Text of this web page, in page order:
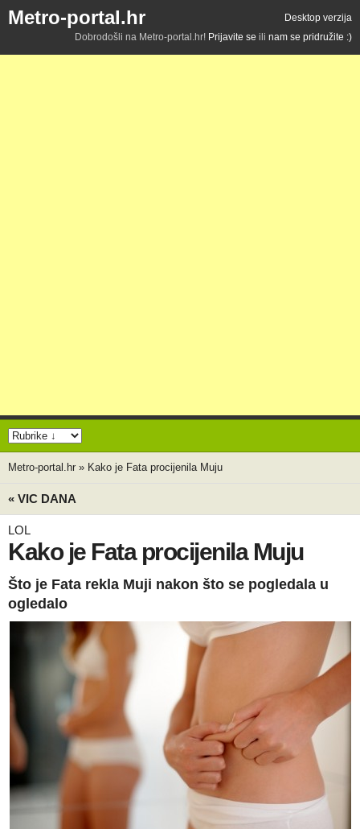
Metro-portal.hr
Desktop verzija
Dobrodošli na Metro-portal.hr! Prijavite se ili nam se pridružite :)
Metro-portal.hr » Kako je Fata procijenila Muju
« VIC DANA
LOL
Kako je Fata procijenila Muju
Što je Fata rekla Muji nakon što se pogledala u
ogledalo